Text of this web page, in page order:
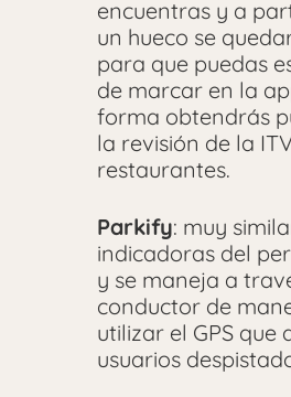
encuentras y a
un hueco se
para que puedas
de marcar en la
forma obtendrás
la revisión de la
restaurantes.
Parkify: muy
indicadoras del
y se maneja a
conductor de
utilizar el GPS
usuarios